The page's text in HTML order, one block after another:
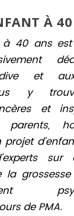
À
40 ans
et
y
et
parents,
sur
de PMA.